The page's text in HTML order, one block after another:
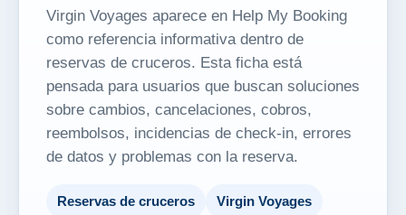
Virgin Voyages aparece en Help My Booking
como referencia informativa dentro de
reservas de cruceros. Esta ficha está
pensada para usuarios que buscan soluciones
sobre cambios, cancelaciones, cobros,
reembolsos, incidencias de check-in, errores
de datos y problemas con la reserva.
Reservas de cruceros Virgin Voyages